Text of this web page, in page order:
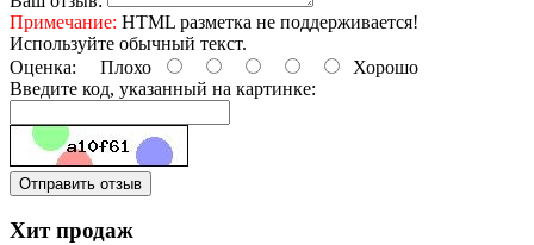
Примечание: HTML разметка не поддерживается!
Используйте обычный текст.
Оценка: Плохо
Хорошо
Введите код, указанный на картинке:
Отправить отзыв
Хит продаж